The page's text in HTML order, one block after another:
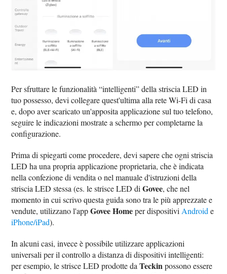
Per sfruttare le funzionalità “intelligenti” della striscia LED in
tuo possesso, devi collegare quest'ultima alla rete Wi-Fi di casa
e, dopo aver scaricato un'apposita applicazione sul tuo telefono,
seguire le indicazioni mostrate a schermo per completarne la
configurazione.
Prima di spiegarti come procedere, devi sapere che ogni striscia
LED ha una propria applicazione proprietaria, che è indicata
nella confezione di vendita o nel manuale d'istruzioni della
striscia LED stessa (es. le strisce LED diGovee, che nel
momento in cui scrivo questa guida sono tra le più apprezzate e
vendute, utilizzano l'appGovee Homeper dispositivi Android e
iPhone/iPad).
In alcuni casi, invece è possibile utilizzare applicazioni
universali per il controllo a distanza di dispositivi intelligenti:
per esempio, le strisce LED prodotte daTeckin possono essere